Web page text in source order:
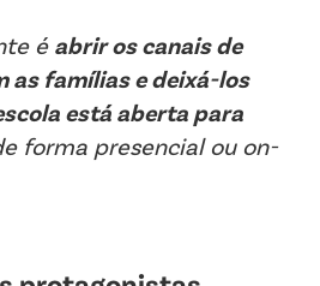
é abrir os canais de
as famílias e deixá-los
está aberta para
forma presencial ou on-